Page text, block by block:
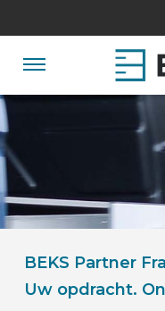
Spring
OVER ONS
MAATWERK
BEKS Partner
Uw opdracht.